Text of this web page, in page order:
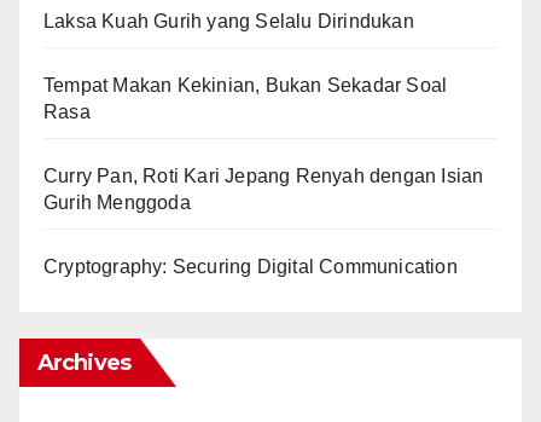
Laksa Kuah Gurih yang Selalu Dirindukan
Tempat Makan Kekinian, Bukan Sekadar Soal
Rasa
Curry Pan, Roti Kari Jepang Renyah dengan Isian
Gurih Menggoda
Cryptography: Securing Digital Communication
Archives